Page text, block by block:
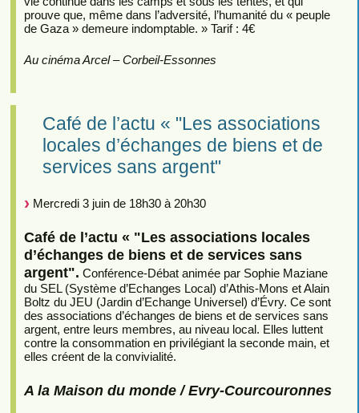
prouve que, même dans l’adversité, l’humanité du « peuple
de Gaza » demeure indomptable. » Tarif : 4€
Au cinéma Arcel – Corbeil-Essonnes
Café de l’actu « "Les associations
locales d’échanges de biens et de
services sans argent"
Mercredi 3 juin de 18h30 à 20h30
Café de l’actu « "Les associations locales
d’échanges de biens et de services sans
argent". Conférence-Débat animée par Sophie Maziane
du SEL (Système d’Echanges Local) d’Athis-Mons et Alain
Boltz du JEU (Jardin d’Echange Universel) d’Évry. Ce sont
des associations d’échanges de biens et de services sans
argent, entre leurs membres, au niveau local. Elles luttent
contre la consommation en privilégiant la seconde main, et
elles créent de la convivialité.
A la Maison du monde / Evry-Courcouronnes